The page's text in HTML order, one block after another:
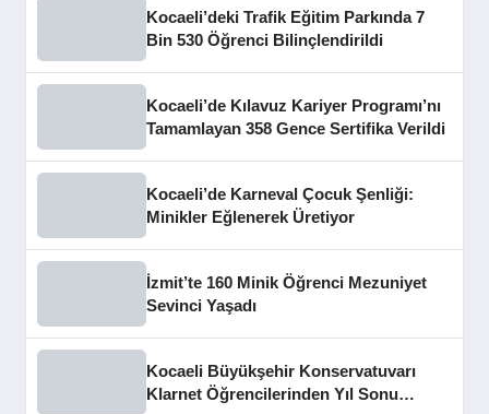
Kocaeli’deki Trafik Eğitim Parkında 7
Bin 530 Öğrenci Bilinçlendirildi
Kocaeli’de Kılavuz Kariyer Programı’nı
Tamamlayan 358 Gence Sertifika Verildi
Kocaeli’de Karneval Çocuk Şenliği:
Minikler Eğlenerek Üretiyor
İzmit’te 160 Minik Öğrenci Mezuniyet
Sevinci Yaşadı
Kocaeli Büyükşehir Konservatuvarı
Klarnet Öğrencilerinden Yıl Sonu